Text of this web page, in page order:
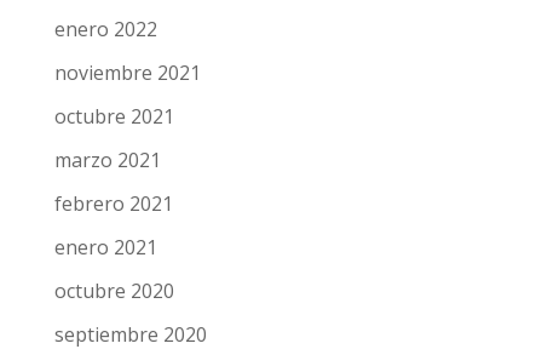
enero 2022
noviembre 2021
octubre 2021
marzo 2021
febrero 2021
enero 2021
octubre 2020
septiembre 2020